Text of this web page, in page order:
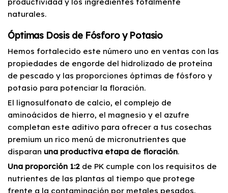
naturales.
Óptimas Dosis de Fósforo y Potasio
Hemos fortalecido este número uno en ventas con las
propiedades de engorde del hidrolizado de proteína
de pescado y las proporciones óptimas de fósforo y
potasio para potenciar la floración.
El lignosulfonato de calcio, el complejo de
aminoácidos de hierro, el magnesio y el azufre
completan este aditivo para ofrecer a tus cosechas
premium un rico menú de micronutrientes que
disparan una productiva etapa de floración.
Una proporción 1:2 de PK cumple con los requisitos de
nutrientes de las plantas al tiempo que protege
frente a la contaminación por metales pesados.